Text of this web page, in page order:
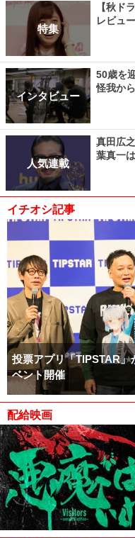
特集
【秋ド
レビュ
インタビュー
50歳を
怪我か
人気連載
真田広
葉真一
イチオシ記事
投票アプリ「TIPSTAR」
ベント開催
配給映画